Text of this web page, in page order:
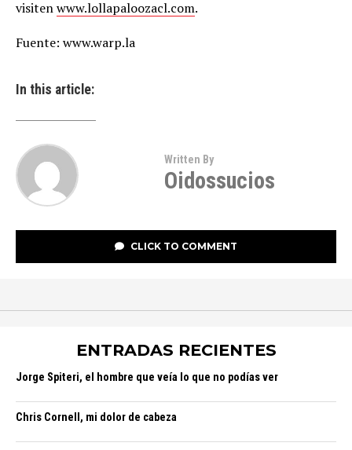
visitenwww.lollapaloozacl.com.
Fuente: www.warp.la
In this article:
Written By
Oidossucios
CLICK TO COMMENT
ENTRADAS RECIENTES
Jorge Spiteri, el hombre que veía lo que no podías ver
Chris Cornell, mi dolor de cabeza